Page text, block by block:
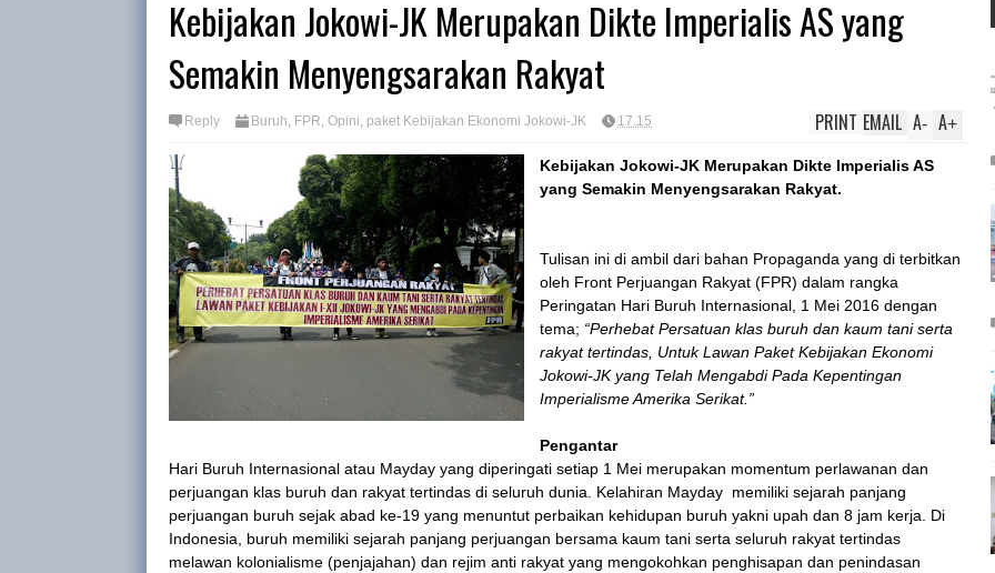
Kebijakan Jokowi-JK Merupakan Dikte Imperialis AS yang
Semakin Menyengsarakan Rakyat
Reply Buruh, FPR, Opini, paket Kebijakan Ekonomi Jokowi-JK 17.15 A+
A-
EMAIL
PRINT
Kebijakan Jokowi-JK Merupakan Dikte Imperialis AS
yang Semakin Menyengsarakan Rakyat.
Tulisan ini di ambil dari bahan Propaganda yang di terbitkan
oleh Front Perjuangan Rakyat (FPR) dalam rangka
Peringatan Hari Buruh Internasional, 1 Mei 2016 dengan
tema; “Perhebat Persatuan klas buruh dan kaum tani serta
rakyat tertindas, Untuk Lawan Paket Kebijakan Ekonomi
Jokowi-JK yang Telah Mengabdi Pada Kepentingan
Imperialisme Amerika Serikat.”
Pengantar
Hari Buruh Internasional atau Mayday yang diperingati setiap 1 Mei merupakan momentum perlawanan dan
perjuangan klas buruh dan rakyat tertindas di seluruh dunia. Kelahiran Mayday memiliki sejarah panjang
perjuangan buruh sejak abad ke-19 yang menuntut perbaikan kehidupan buruh yakni upah dan 8 jam kerja. Di
Indonesia, buruh memiliki sejarah panjang perjuangan bersama kaum tani serta seluruh rakyat tertindas
melawan kolonialisme (penjajahan) dan rejim anti rakyat yang mengokohkan penghisapan dan penindasan